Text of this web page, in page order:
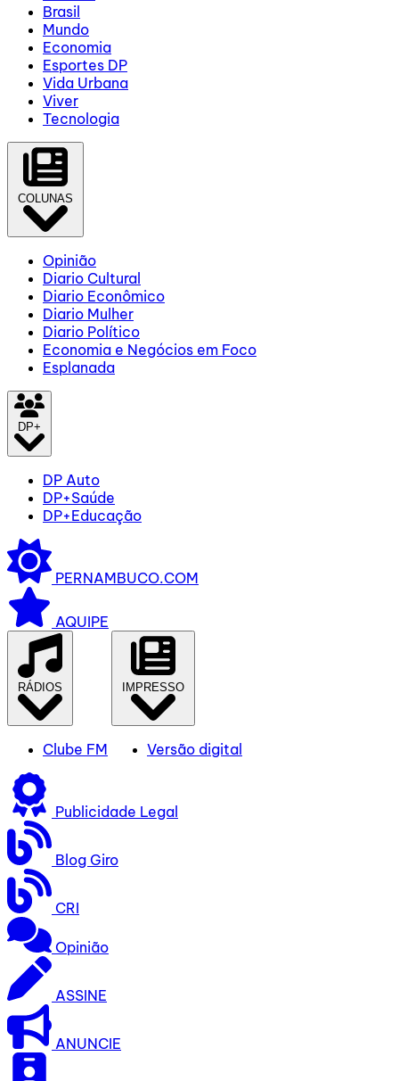
Brasil
Mundo
Economia
Esportes DP
Vida Urbana
Viver
Tecnologia
COLUNAS
Opinião
Diario Cultural
Diario Econômico
Diario Mulher
Diario Político
Economia e Negócios em Foco
Esplanada
DP+
DP Auto
DP+Saúde
DP+Educação
PERNAMBUCO.COM
AQUIPE
RÁDIOS
Clube FM
IMPRESSO
Versão digital
Publicidade Legal
Blog Giro
CRI
Opinião
ASSINE
ANUNCIE